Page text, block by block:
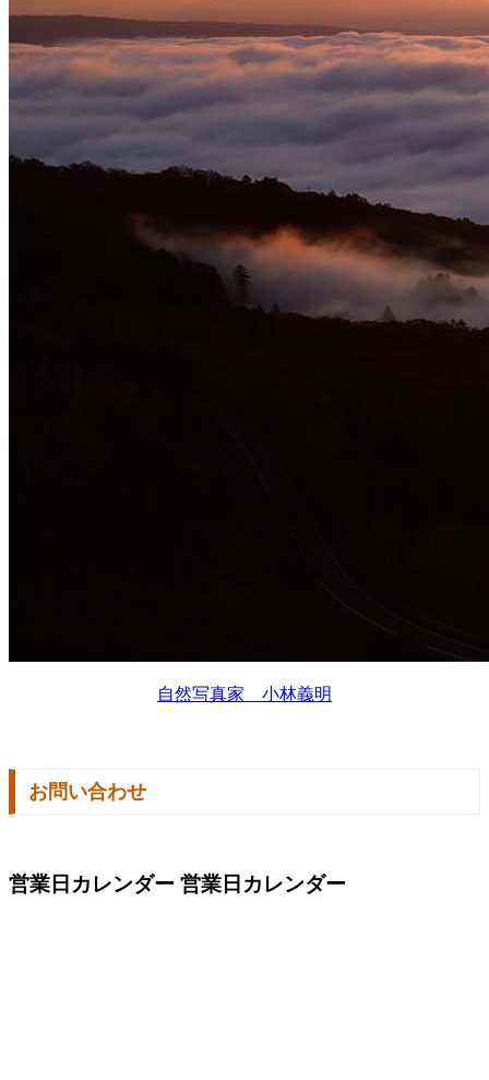
自然写真家 小林義明
お問い合わせ
営業日カレンダー 営業日カレンダー